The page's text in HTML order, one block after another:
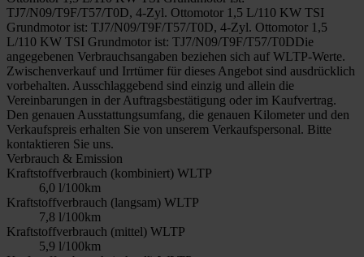
TJ7/N09/T9F/T57/T0D, 4-Zyl. Ottomotor 1,5 L/110 KW TSI
Grundmotor ist: TJ7/N09/T9F/T57/T0D, 4-Zyl. Ottomotor 1,5
L/110 KW TSI Grundmotor ist: TJ7/N09/T9F/T57/T0DDie
angegebenen Verbrauchsangaben beziehen sich auf WLTP-Werte.
Zwischenverkauf und Irrtümer für dieses Angebot sind ausdrücklich
vorbehalten. Ausschlaggebend sind einzig und allein die
Vereinbarungen in der Auftragsbestätigung oder im Kaufvertrag.
Den genauen Ausstattungsumfang, die genauen Kilometer und den
Verkaufspreis erhalten Sie von unserem Verkaufspersonal. Bitte
kontaktieren Sie uns.
Verbrauch & Emission
Kraftstoffverbrauch (kombiniert) WLTP
6,0 l/100km
Kraftstoffverbrauch (langsam) WLTP
7,8 l/100km
Kraftstoffverbrauch (mittel) WLTP
5,9 l/100km